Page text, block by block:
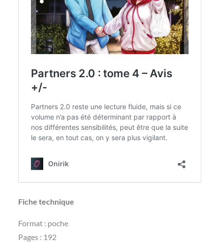
Fiche technique
Format : poche
Pages : 192